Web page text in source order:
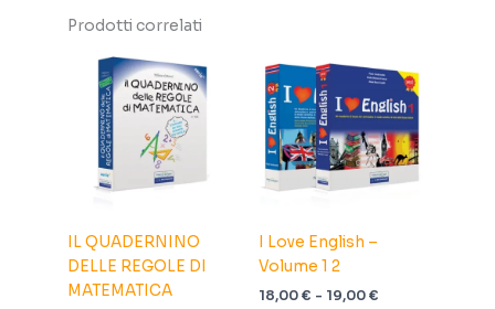
Prodotti correlati
IL QUADERNINO
DELLE REGOLE DI
MATEMATICA
I Love English –
Volume 1 2
18,00€ - 19,00€